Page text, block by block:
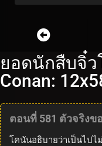
ยอดนักสืบจิ๋ว
Conan:
ตอนที่ 581 ตัวจริงข
โคนันอธิบายว่าเป็นไปไ